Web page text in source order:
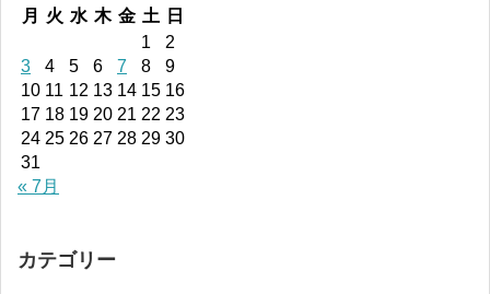
月 火 水 木 金 土
日
1
2
3
4 5 6 7 8
9
10 11 12 13 14 15 16
17 18 19 20 21 22 23
24 25 26 27 28 29 30
31
« 7月
カテゴリー